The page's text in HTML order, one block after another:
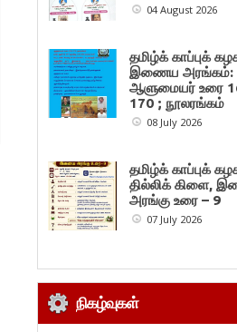
04 August 2026
தமிழ்க் காப்புக்
இணைய அரங்கம்:
ஆளுமையர் உரை
170 ; நூலரங்கம்
08 July 2026
தமிழ்க் காப்புக்
தில்லிக் கிளை,
அரங்கு உரை – 9
07 July 2026
நிகழ்வுகள்